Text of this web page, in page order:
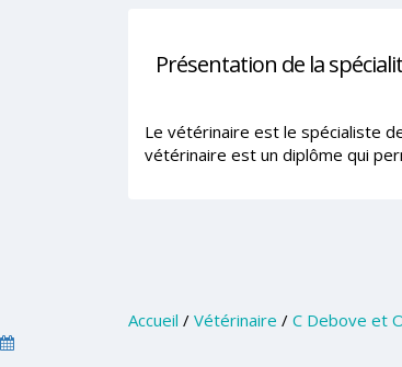
Présentation de la
Le vétérinaire est le spécialiste
vétérinaire est un diplôme qui
Accueil / Vétérinaire / C Debove et